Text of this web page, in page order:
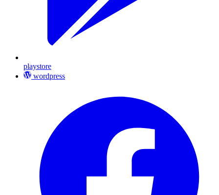
playstore
wordpress